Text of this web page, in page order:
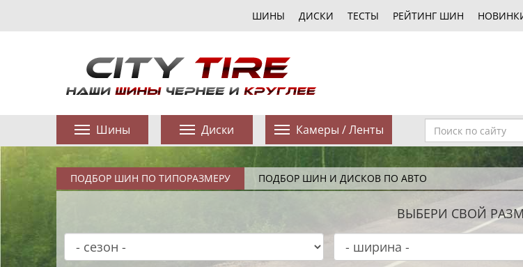
ШИНЫ ДИСКИ ТЕСТЫ РЕЙТИНГ ШИН
Шины Диски Камеры / Ленты
ПОДБОР ШИН ПО ТИПОРАЗМЕРУ ПОДБОР ШИН И ДИСКОВ ПО АВТО
ВЫБЕРИ СВОЙ